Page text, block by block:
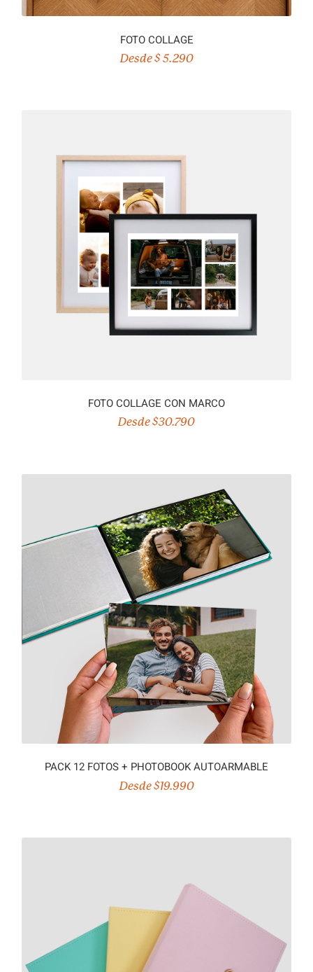
FOTO COLLAGE
Desde $ 5.290
FOTO COLLAGE CON MARCO
Desde $30.790
PACK 12 FOTOS + PHOTOBOOK AUTOARMABLE
Desde $19.990